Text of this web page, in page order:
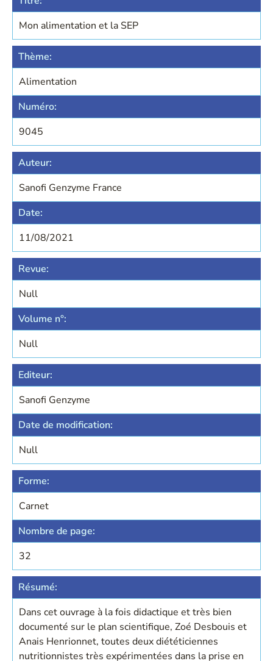
Mon alimentation et la SEP
Thème:
Alimentation
Numéro:
9045
Auteur:
Sanofi Genzyme France
Date:
11/08/2021
Revue:
Null
Volume n°:
Null
Editeur:
Sanofi Genzyme
Date de modification:
Null
Forme:
Carnet
Nombre de page:
32
Résumé:
Dans cet ouvrage à la fois didactique et très bien
documenté sur le plan scientifique, Zoé Desbouis et
Anais Henrionnet, toutes deux diététiciennes
nutritionnistes très expérimentées dans la prise en